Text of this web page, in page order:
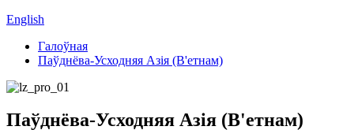
English
Галоўная
Паўднёва-Усходняя Азія (В'етнам)
Паўднёва-Усходняя Азія (В'етнам)